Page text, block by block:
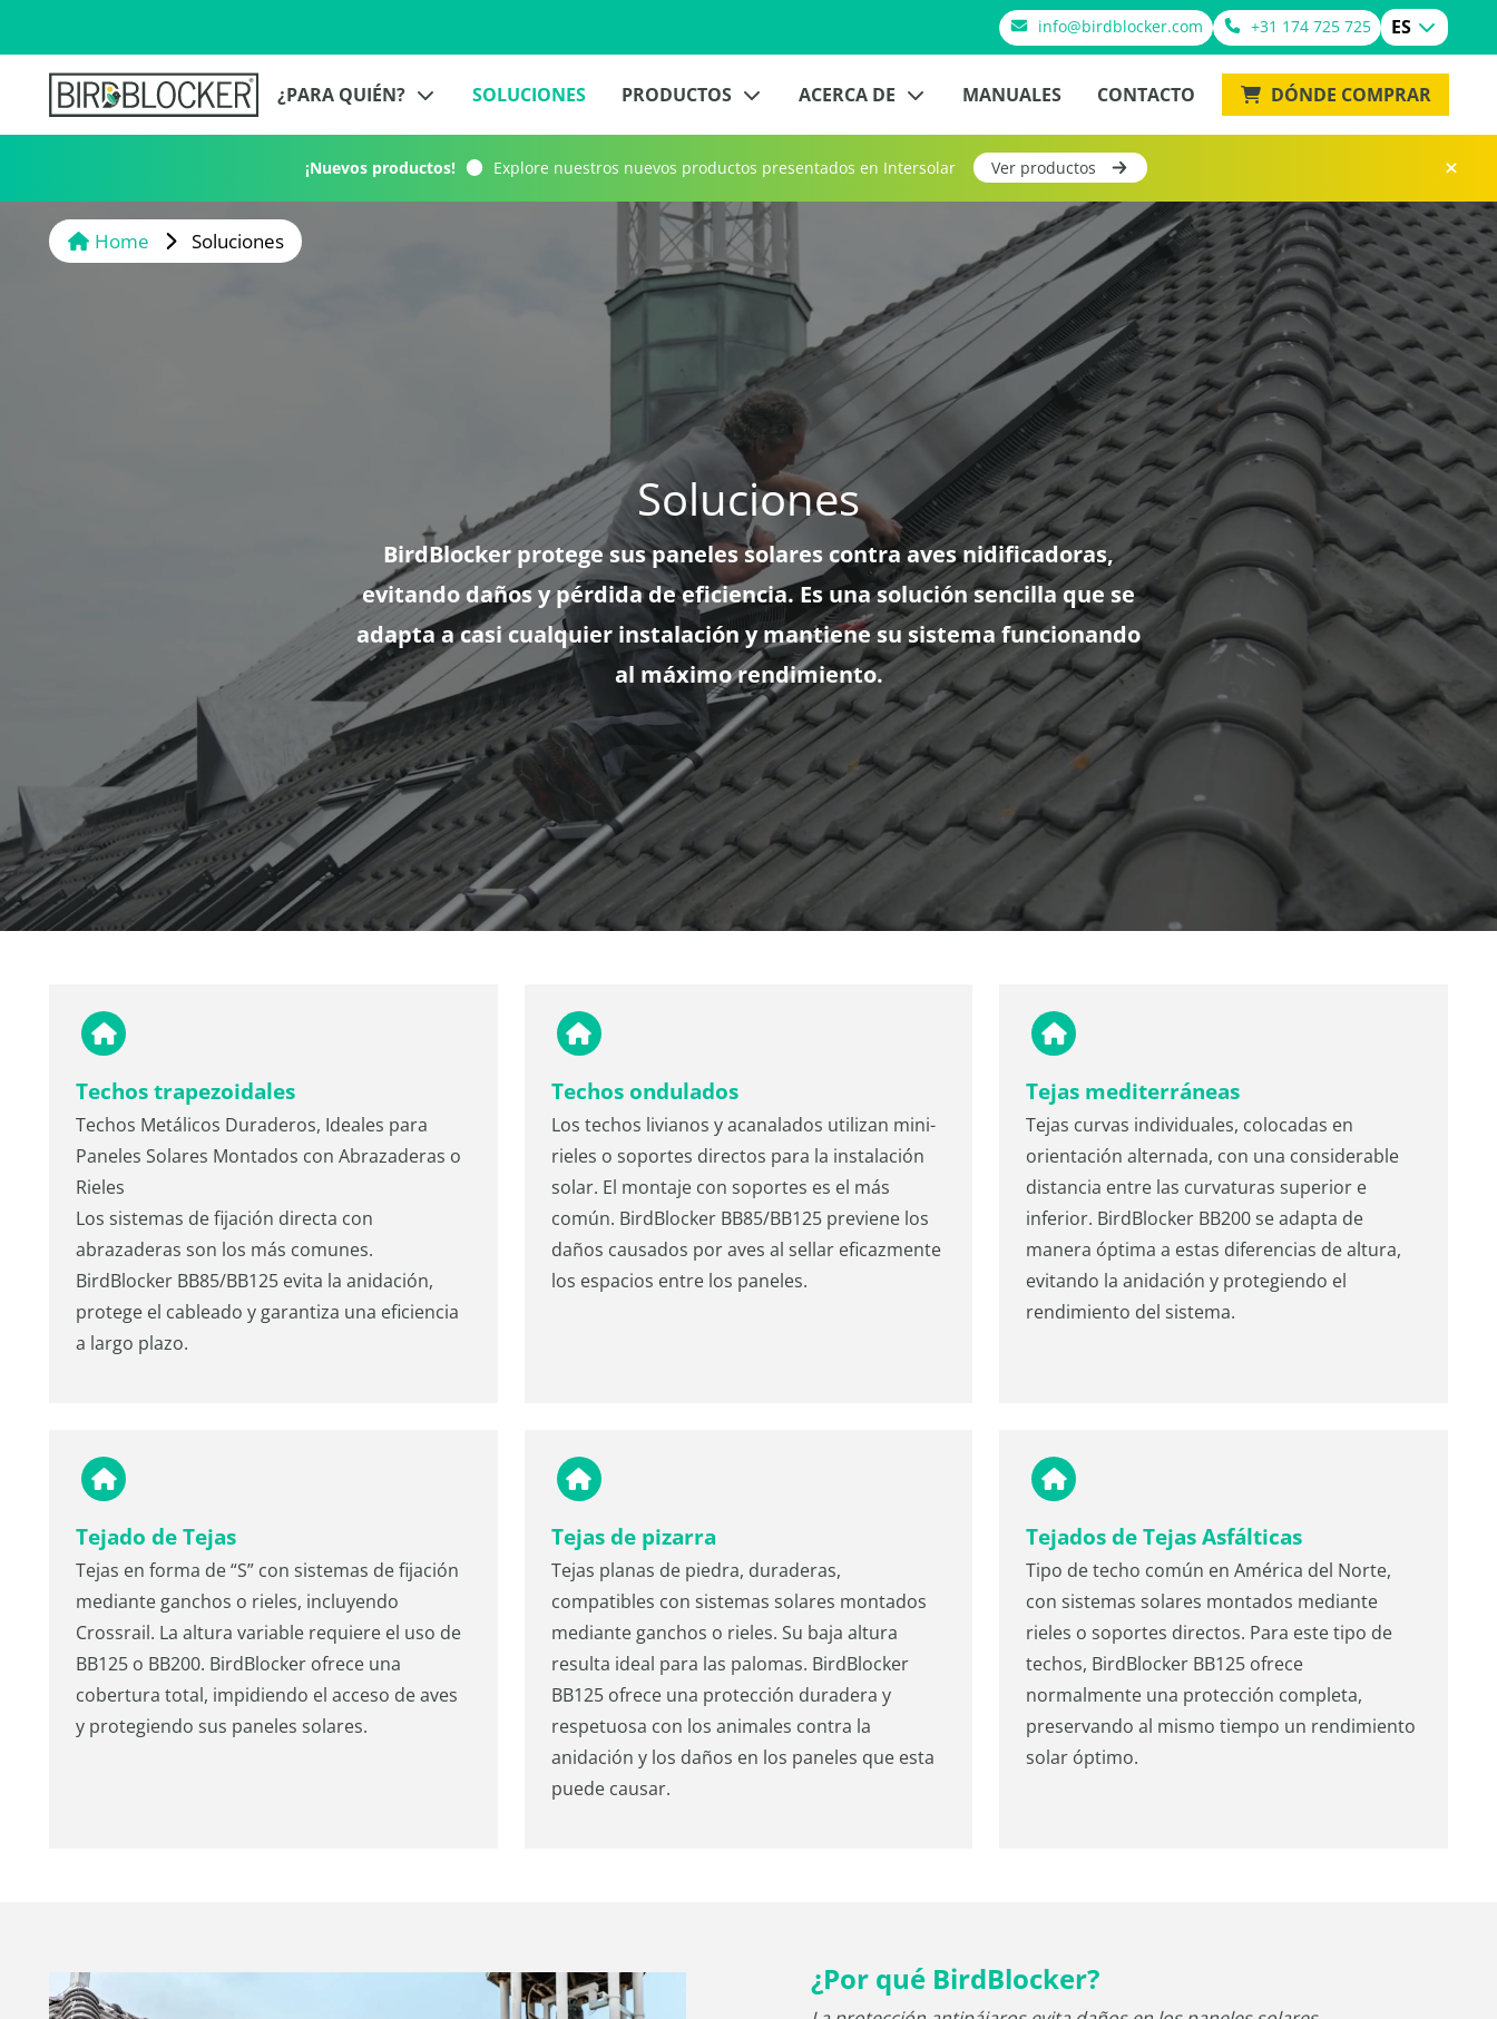
info@birdblocker.com +31 174 725 725 ES
¿PARA QUIÉN? SOLUCIONES PRODUCTOS ACERCA DE MANUALES CONTACTO DÓNDE COMPRAR
¡Nuevos productos! Explore nuestros nuevos productos presentados en Intersolar Ver productos
Home Soluciones
Soluciones
BirdBlocker protege sus paneles solares contra aves nidificadoras,
evitando daños y pérdida de eficiencia. Es una solución sencilla que se
adapta a casi cualquier instalación y mantiene su sistema funcionando
al máximo rendimiento.
Techos trapezoidales
Techos Metálicos Duraderos, Ideales para
Paneles Solares Montados con Abrazaderas o
Rieles
Los sistemas de fijación directa con
abrazaderas son los más comunes.
BirdBlocker BB85/BB125 evita la anidación,
protege el cableado y garantiza una eficiencia
a largo plazo.
Techos ondulados
Los techos livianos y acanalados utilizan mini-
rieles o soportes directos para la instalación
solar. El montaje con soportes es el más
común. BirdBlocker BB85/BB125 previene los
daños causados por aves al sellar eficazmente
los espacios entre los paneles.
Tejas mediterráneas
Tejas curvas individuales, colocadas en
orientación alternada, con una considerable
distancia entre las curvaturas superior e
inferior. BirdBlocker BB200 se adapta de
manera óptima a estas diferencias de altura,
evitando la anidación y protegiendo el
rendimiento del sistema.
Tejado de Tejas
Tejas en forma de “S” con sistemas de fijación
mediante ganchos o rieles, incluyendo
Crossrail. La altura variable requiere el uso de
BB125 o BB200. BirdBlocker ofrece una
cobertura total, impidiendo el acceso de aves
y protegiendo sus paneles solares.
Tejas de pizarra
Tejas planas de piedra, duraderas,
compatibles con sistemas solares montados
mediante ganchos o rieles. Su baja altura
resulta ideal para las palomas. BirdBlocker
BB125 ofrece una protección duradera y
respetuosa con los animales contra la
anidación y los daños en los paneles que esta
puede causar.
Tejados de Tejas Asfálticas
Tipo de techo común en América del Norte,
con sistemas solares montados mediante
rieles o soportes directos. Para este tipo de
techos, BirdBlocker BB125 ofrece
normalmente una protección completa,
preservando al mismo tiempo un rendimiento
solar óptimo.
¿Por qué BirdBlocker?